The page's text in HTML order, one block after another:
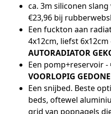
ca. 3m siliconen
€23,96 bij
Een fuckton aan
4x12cm, liefst
AUTORADIATOR
Een pomp+reservoir
VOORLOPIG
Een snijbed. Beste
beds, oftewel
grid van popnagels